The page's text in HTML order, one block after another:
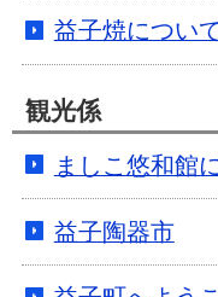
益子焼につい
観光係
ましこ悠和館
益子陶器市